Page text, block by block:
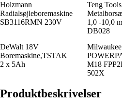
Holzmann
Radialsøjleboremaskine
SB3116RMN 230V
Teng Tools
1,0 -10,0
DB028
DeWalt 18V
Boremaskine,TSTAK
2 x 5Ah
Milwaukee
M18
502X
Produktbeskrivelser